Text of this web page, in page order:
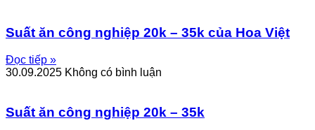
Suất ăn công nghiệp 20k – 35k của Hoa Việt
Đọc tiếp »
30.09.2025 Không có bình luận
Suất ăn công nghiệp 20k – 35k